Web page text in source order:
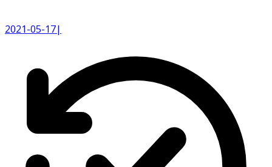
2021-05-17|